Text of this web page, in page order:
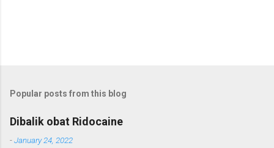
Popular posts from this blog
Dibalik obat Ridocaine
-January 24, 2022